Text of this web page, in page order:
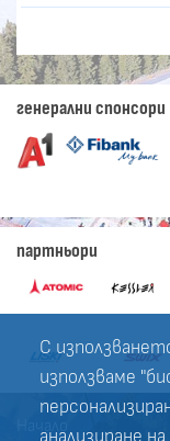
С
използваме
анализиране
генерални спонсори
партньори